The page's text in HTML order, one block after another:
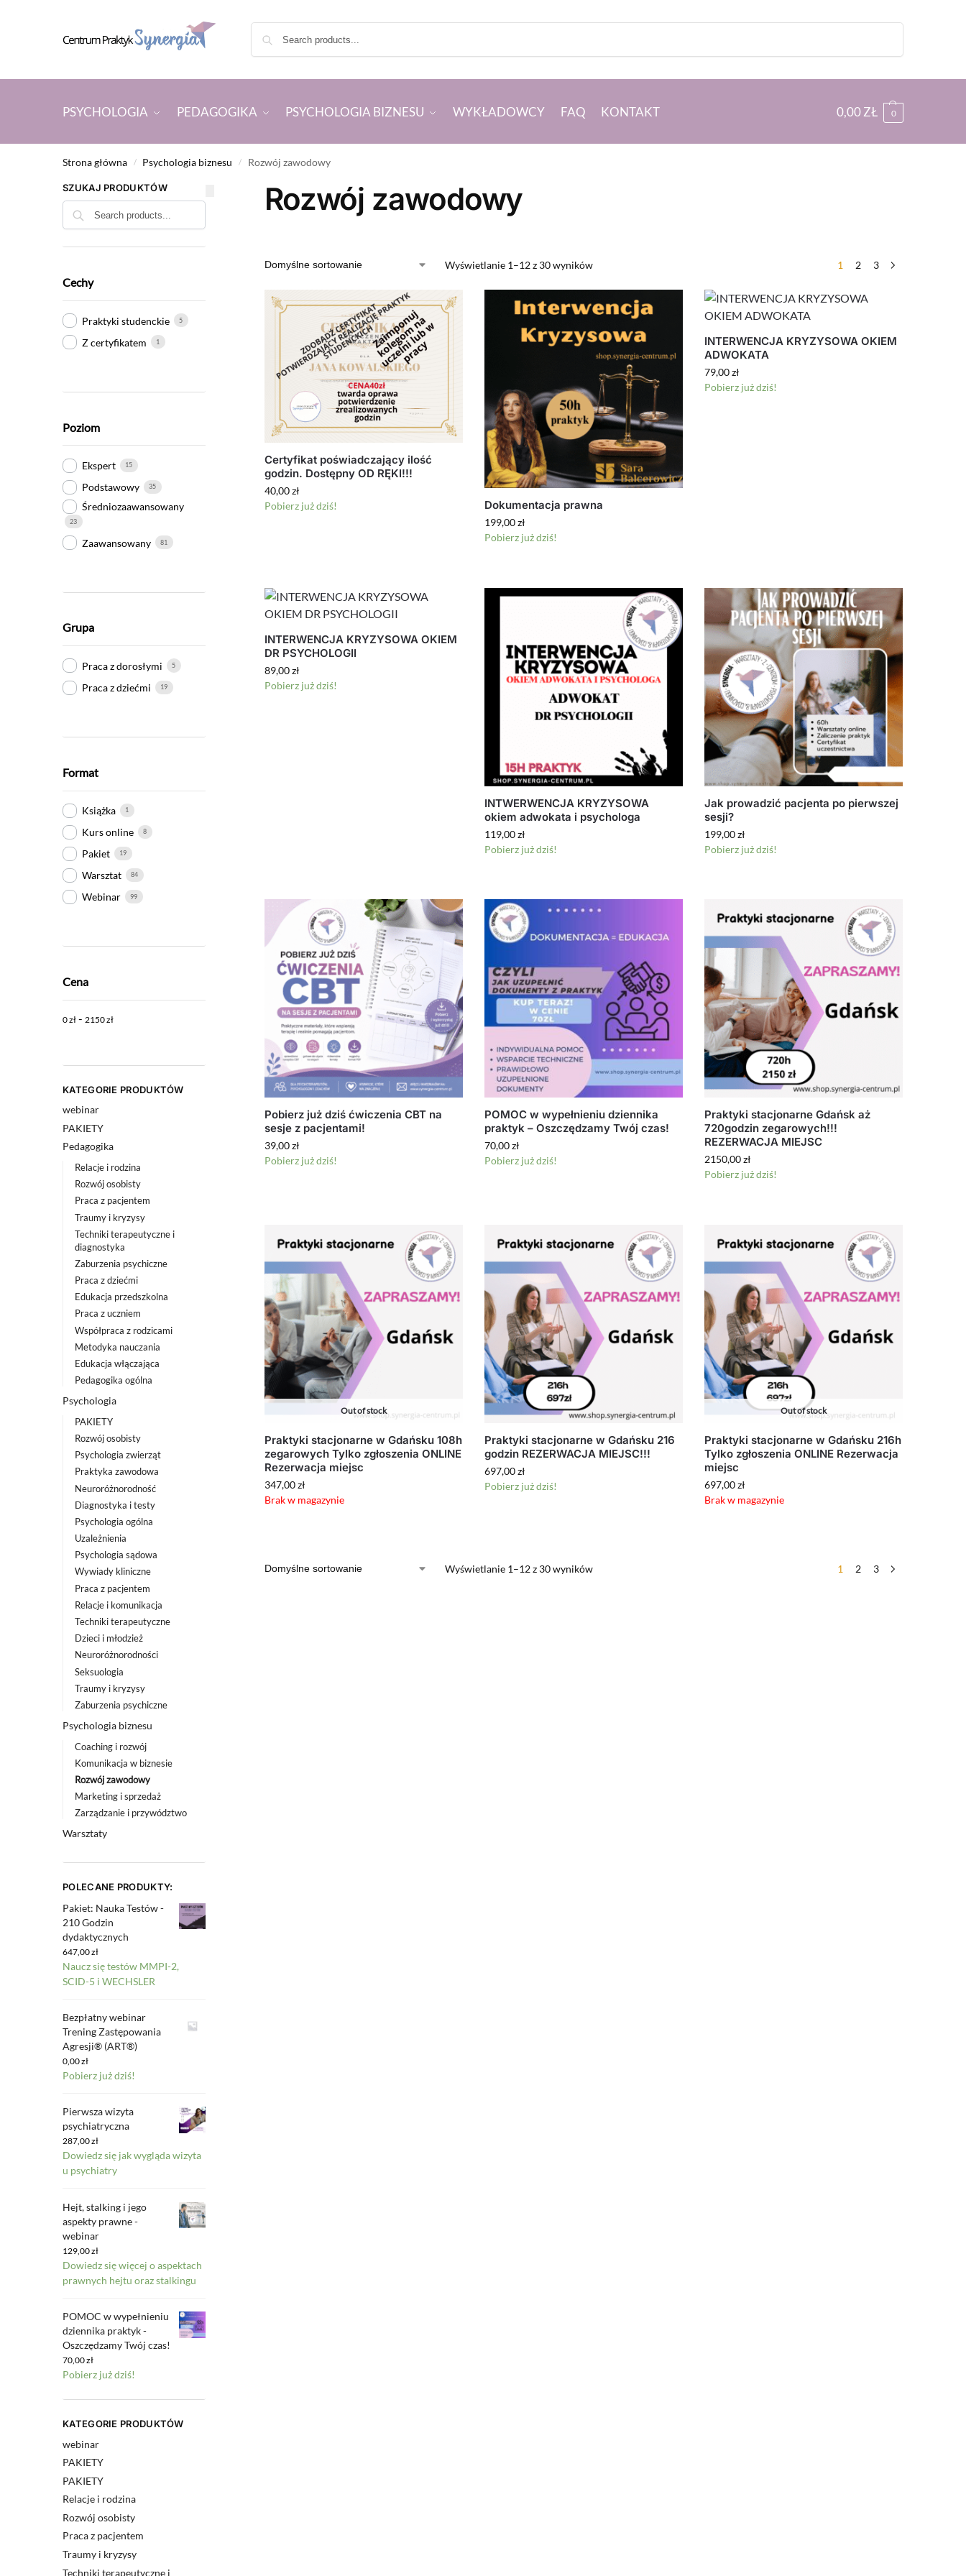
PSYCHOLOGIA PEDAGOGIKA PSYCHOLOGIA BIZNESU WYKŁADOWCY FAQ KONTAKT 0,00ZŁ 0
Strona główna / Psychologia biznesu / Rozwój zawodowy
Rozwój zawodowy
Wyświetlanie 1–12 z 30 wyników 1 2 3
Certyfikat poświadczający ilość
godzin. Dostępny OD RĘKI!!!
40,00zł
Pobierz już dziś!
Dokumentacja prawna
199,00zł
Pobierz już dziś!
INTERWENCJA KRYZYSOWA OKIEM
ADWOKATA
79,00zł
Pobierz już dziś!
INTERWENCJA KRYZYSOWA OKIEM
DR PSYCHOLOGII
89,00zł
Pobierz już dziś!
INTWERWENCJA KRYZYSOWA
okiem adwokata i psychologa
119,00zł
Pobierz już dziś!
Jak prowadzić pacjenta po pierwszej
sesji?
199,00zł
Pobierz już dziś!
Pobierz już dziś ćwiczenia CBT na
sesje z pacjentami!
39,00zł
Pobierz już dziś!
POMOC w wypełnieniu dziennika
praktyk – Oszczędzamy Twój czas!
70,00zł
Pobierz już dziś!
Praktyki stacjonarne Gdańsk aż
720godzin zegarowych!!!
REZERWACJA MIEJSC
2150,00zł
Pobierz już dziś!
Out of stock
Praktyki stacjonarne w Gdańsku 108h
zegarowych Tylko zgłoszenia ONLINE
Rezerwacja miejsc
347,00zł
Brak w magazynie
Praktyki stacjonarne w Gdańsku 216
godzin REZERWACJA MIEJSC!!!
697,00zł
Pobierz już dziś!
Out of stock
Praktyki stacjonarne w Gdańsku 216h
Tylko zgłoszenia ONLINE Rezerwacja
miejsc
697,00zł
Brak w magazynie
Wyświetlanie 1–12 z 30 wyników 1 2 3
SZUKAJ PRODUKTÓW
Cechy
Praktyki studenckie 5
Z certyfikatem 1
Poziom
Ekspert 15
Podstawowy 35
Średniozaawansowany
23
Zaawansowany 81
Grupa
Praca z dorosłymi 5
Praca z dziećmi 19
Format
Książka 1
Kurs online 8
Pakiet 19
Warsztat 84
Webinar 99
Cena
0zł - 2150zł
KATEGORIE PRODUKTÓW
webinar
PAKIETY
Pedagogika
Relacje i rodzina
Rozwój osobisty
Praca z pacjentem
Traumy i kryzysy
Techniki terapeutyczne i
diagnostyka
Zaburzenia psychiczne
Praca z dziećmi
Edukacja przedszkolna
Praca z uczniem
Współpraca z rodzicami
Metodyka nauczania
Edukacja włączająca
Pedagogika ogólna
Psychologia
PAKIETY
Rozwój osobisty
Psychologia zwierząt
Praktyka zawodowa
Neuroróżnorodność
Diagnostyka i testy
Psychologia ogólna
Uzależnienia
Psychologia sądowa
Wywiady kliniczne
Praca z pacjentem
Relacje i komunikacja
Techniki terapeutyczne
Dzieci i młodzież
Neuroróżnorodności
Seksuologia
Traumy i kryzysy
Zaburzenia psychiczne
Psychologia biznesu
Coaching i rozwój
Komunikacja w biznesie
Rozwój zawodowy
Marketing i sprzedaż
Zarządzanie i przywództwo
Warsztaty
POLECANE PRODUKTY:
Pakiet: Nauka Testów -
210 Godzin
dydaktycznych
647,00zł
Naucz się testów MMPI-2,
SCID-5 i WECHSLER
Bezpłatny webinar
Trening Zastępowania
Agresji® (ART®)
0,00zł
Pobierz już dziś!
Pierwsza wizyta
psychiatryczna
287,00zł
Dowiedz się jak wygląda wizyta
u psychiatry
Hejt, stalking i jego
aspekty prawne -
webinar
129,00zł
Dowiedz się więcej o aspektach
prawnych hejtu oraz stalkingu
POMOC w wypełnieniu
dziennika praktyk -
Oszczędzamy Twój czas!
70,00zł
Pobierz już dziś!
KATEGORIE PRODUKTÓW
webinar
PAKIETY
PAKIETY
Relacje i rodzina
Rozwój osobisty
Praca z pacjentem
Traumy i kryzysy
Techniki terapeutyczne i